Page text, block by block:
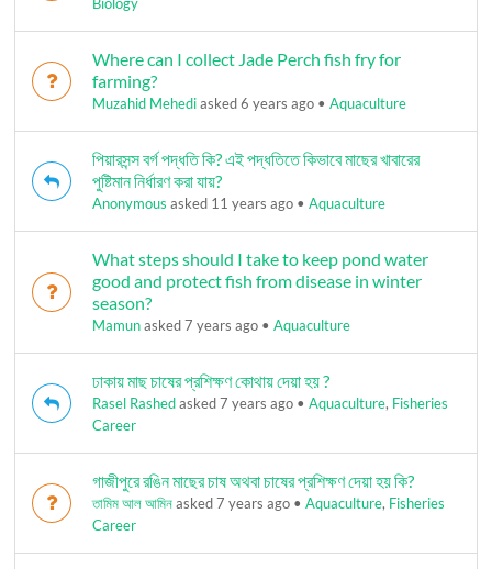
Biology
Where can I collect Jade Perch fish fry for
farming?
Muzahid Mehediasked 6 years ago •Aquaculture
পিয়ারসন্স বর্গ পদ্ধতি কি? এই পদ্ধতিতে কিভাবে মাছের খাবারের
পুষ্টিমান নির্ধারণ করা যায়?
Anonymous asked 11 years ago •Aquaculture
What steps should I take to keep pond water
good and protect fish from disease in winter
season?
Mamunasked 7 years ago •Aquaculture
ঢাকায় মাছ চাষের প্রশিক্ষণ কোথায় দেয়া হয় ?
Rasel Rashedasked 7 years ago •Aquaculture, Fisheries
Career
গাজীপুরে রঙিন মাছের চাষ অথবা চাষের প্রশিক্ষণ দেয়া হয় কি?
তামিম আল আমিনasked 7 years ago •Aquaculture, Fisheries
Career